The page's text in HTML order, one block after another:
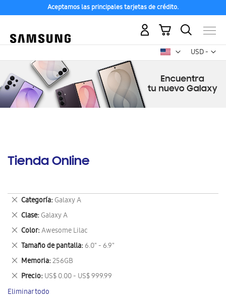
Aceptamos las principales tarjetas de crédito.
USD -
dólar
Mi carrito
Tienda Online
Categoría Galaxy A
Eliminar
este
artículo
Clase Galaxy A
Eliminar
este
artículo
Color Awesome Lilac
Eliminar
este
artículo
Tamaño de pantalla 6.0" - 6.9"
Eliminar
este
artículo
Memoria 256GB
Eliminar
este
artículo
Precio US$ 0.00 - US$ 999.99
Eliminar
este
artículo
Eliminar todo